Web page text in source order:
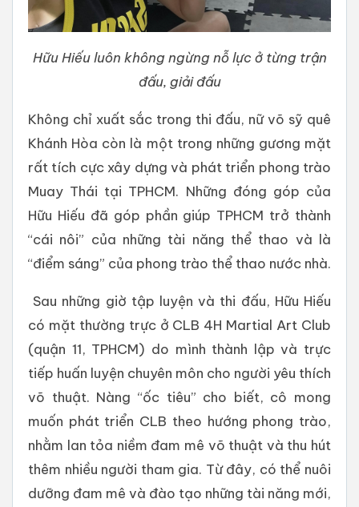
Hữu Hiếu luôn không ngừng nỗ lực ở từng trận
đấu, giải đấu
Không chỉ xuất sắc trong thi đấu, nữ võ sỹ quê
Khánh Hòa còn là một trong những gương mặt
rất tích cực xây dựng và phát triển phong trào
Muay Thái tại TPHCM. Những đóng góp của
Hữu Hiếu đã góp phần giúp TPHCM trở thành
“cái nôi” của những tài năng thể thao và là
“điểm sáng” của phong trào thể thao nước nhà.
Sau những giờ tập luyện và thi đấu, Hữu Hiếu
có mặt thường trực ở CLB 4H Martial Art Club
(quận 11, TPHCM) do mình thành lập và trực
tiếp huấn luyện chuyên môn cho người yêu thích
võ thuật. Nàng “ốc tiêu” cho biết, cô mong
muốn phát triển CLB theo hướng phong trào,
nhằm lan tỏa niềm đam mê võ thuật và thu hút
thêm nhiều người tham gia. Từ đây, có thể nuôi
dưỡng đam mê và đào tạo những tài năng mới,